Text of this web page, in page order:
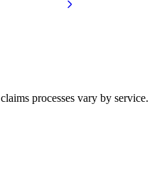
processes vary by service.